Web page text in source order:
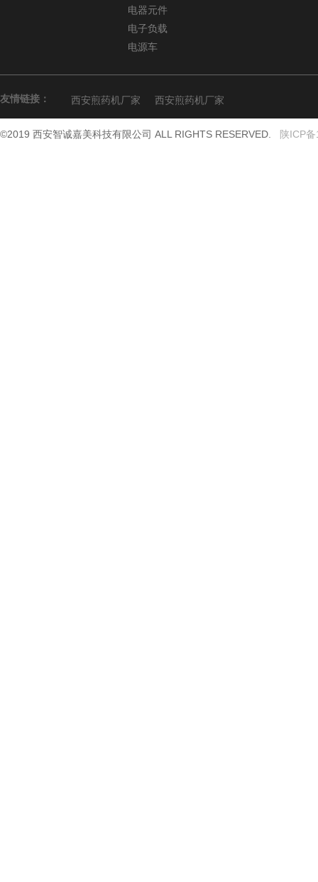
电器元件
电子负载
电源车
友情链接： 西安煎药机厂家 西安煎药机厂家
©2019 西安智诚嘉美科技有限公司 ALL RIGHTS RESERVED. 陕ICP